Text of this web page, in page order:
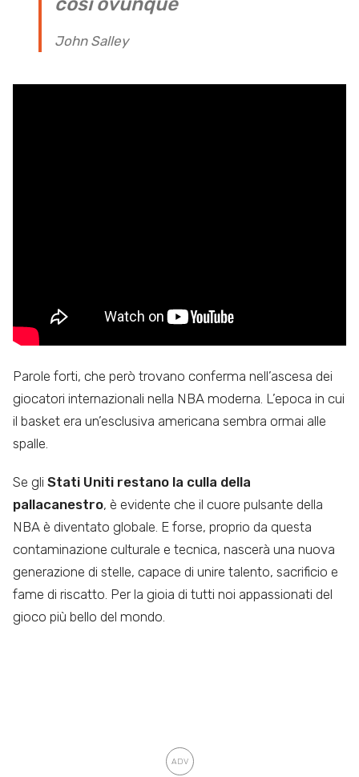
John Salley
Parole forti, che però trovano conferma nell’ascesa dei
giocatori internazionali nella NBA moderna. L’epoca in cui
il basket era un’esclusiva americana sembra ormai alle
spalle.
Se gli Stati Uniti restano la culla della
pallacanestro, è evidente che il cuore pulsante della
NBA è diventato globale. E forse, proprio da questa
contaminazione culturale e tecnica, nascerà una nuova
generazione di stelle, capace di unire talento, sacrificio e
fame di riscatto. Per la gioia di tutti noi appassionati del
gioco più bello del mondo.